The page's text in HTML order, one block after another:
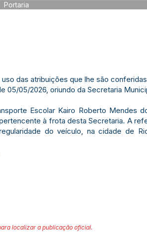
Portaria
uso das atribuições que lhe são
05/05/2026, oriundo da Secretaria
Escolar Kairo Roberto Mendes
à frota desta Secretaria. A
do veículo, na cidade de
localizar a publicação oficial.